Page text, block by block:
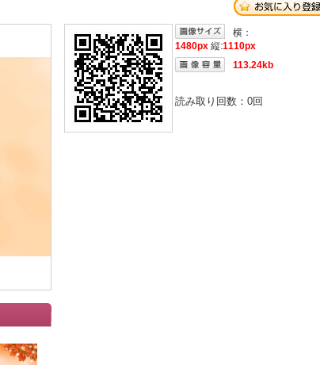
横：
1480px 縦:1110px
113.24kb
読み取り回数： 0回